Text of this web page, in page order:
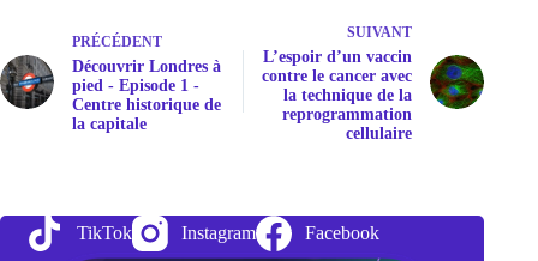
PRÉCÉDENT
Découvrir Londres à
pied - Episode 1 -
Centre historique de
la capitale
SUIVANT
L’espoir d’un vaccin
contre le cancer avec
la technique de la
reprogrammation
cellulaire
TikTok Instagram Facebook